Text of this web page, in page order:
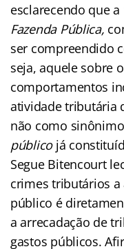
esclarecendo que
Fazenda Pública,
ser compreendido
seja, aquele sobre
comportamentos
atividade tributária
não como
públicojá
Segue Bitencourt
crimes tributários
público é
a arrecadação de
gastos públicos.